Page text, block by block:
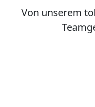
Von unserem